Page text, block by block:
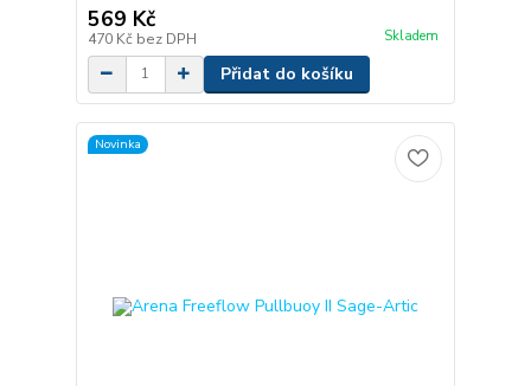
569 Kč
470 Kč bez DPH Skladem
Přidat do košíku
Novinka